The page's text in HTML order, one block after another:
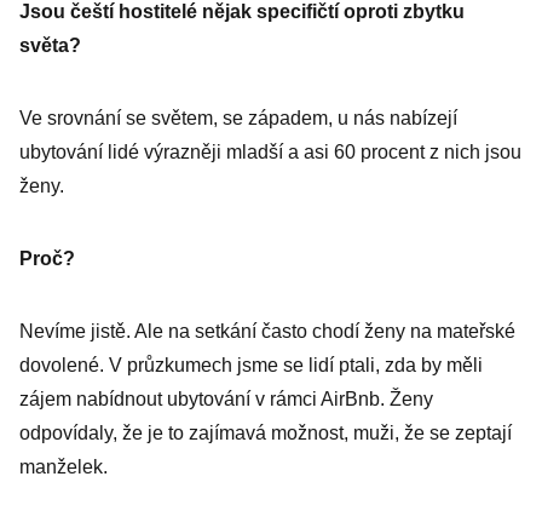
Jsou čeští hostitelé nějak specifičtí oproti zbytku
světa?
Ve srovnání se světem, se západem, u nás nabízejí
ubytování lidé výrazněji mladší a asi 60 procent z nich jsou
ženy.
Proč?
Nevíme jistě. Ale na setkání často chodí ženy na mateřské
dovolené. V průzkumech jsme se lidí ptali, zda by měli
zájem nabídnout ubytování v rámci AirBnb. Ženy
odpovídaly, že je to zajímavá možnost, muži, že se zeptají
manželek.